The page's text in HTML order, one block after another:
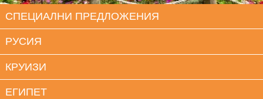
СПЕЦИАЛНИ ПРЕДЛОЖЕНИЯ
РУСИЯ
КРУИЗИ
ЕГИПЕТ